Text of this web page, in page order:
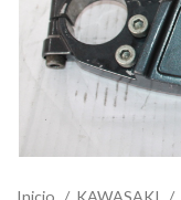
Inicio KAWASAKI